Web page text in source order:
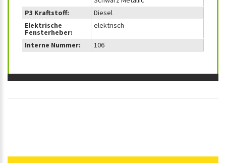
P3 Kraftstoff:
Diesel
Elektrische
Fensterheber:
elektrisch
Interne Nummer: 106